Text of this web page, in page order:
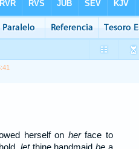
herself on herface to
letthine handmaidbe a